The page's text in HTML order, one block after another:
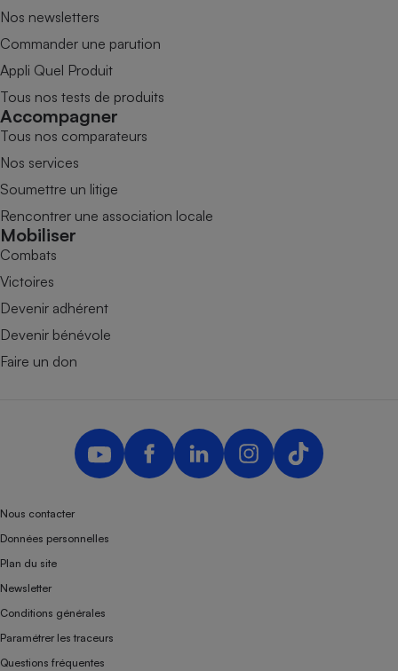
Nos newsletters
Commander une parution
Appli Quel Produit
Tous nos tests de produits
Accompagner
Tous nos comparateurs
Nos services
Soumettre un litige
Rencontrer une association locale
Mobiliser
Combats
Victoires
Devenir adhérent
Devenir bénévole
Faire un don
Nous contacter
Données personnelles
Plan du site
Newsletter
Conditions générales
Paramétrer les traceurs
Questions fréquentes